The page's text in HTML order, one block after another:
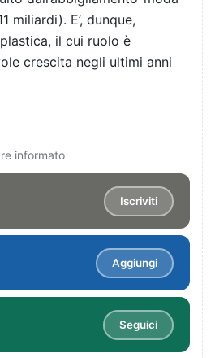
miliardi). E’, dunque,
il cui ruolo è
crescita negli ultimi anni
informato
Iscriviti
Aggiungi
Seguici